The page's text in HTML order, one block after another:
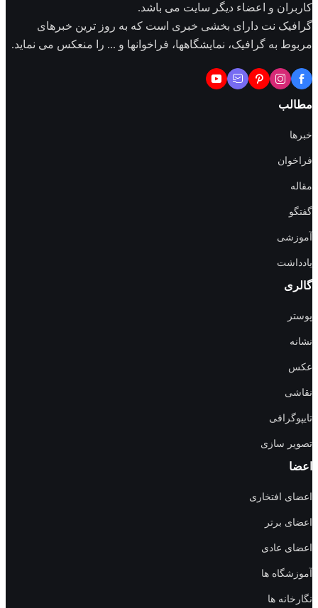
کاربران و اعضاء دیگر سایت می باشد.
گرافیک نت دارای بخشی خبری است که به روز ترین خبرهای
مربوط به گرافیک، نمایشگاهها، فراخوانها و ... را منعکس می نماید.
مطالب
خبرها
فراخوان
مقاله
گفتگو
آموزشی
یادداشت
گالری
پوستر
نشانه
عکس
نقاشی
تایپوگرافی
تصویر سازی
اعضا
اعضای افتخاری
اعضای برتر
اعضای عادی
آموزشگاه ها
نگارخانه ها